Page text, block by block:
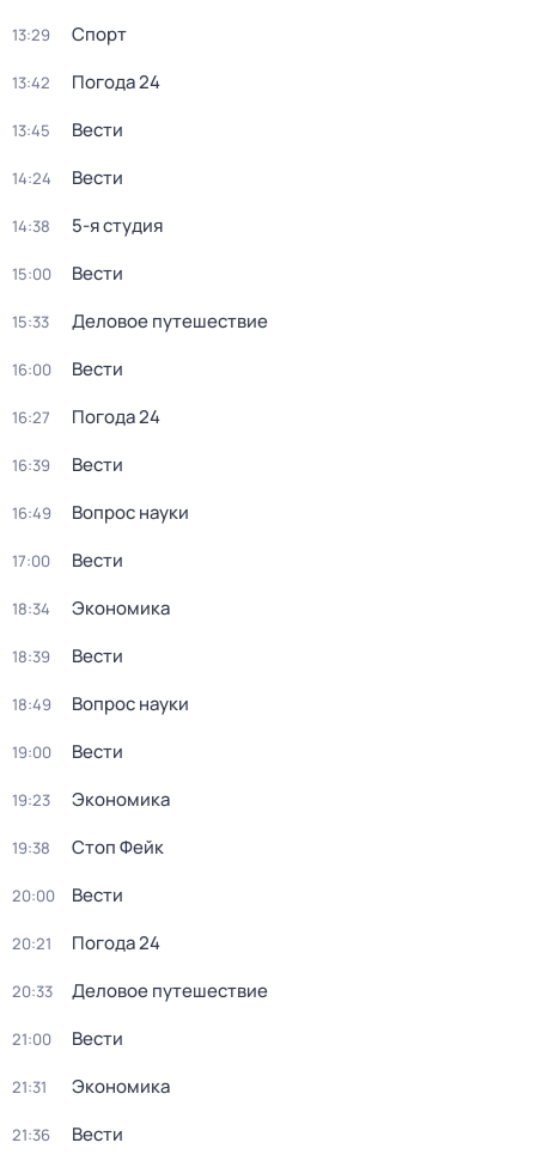
13:29 Спорт
13:42 Погода 24
13:45 Вести
14:24 Вести
14:38 5-я студия
15:00 Вести
15:33 Деловое путешествие
16:00 Вести
16:27 Погода 24
16:39 Вести
16:49 Вопрос науки
17:00 Вести
18:34 Экономика
18:39 Вести
18:49 Вопрос науки
19:00 Вести
19:23 Экономика
19:38 Стоп Фейк
20:00 Вести
20:21 Погода 24
20:33 Деловое путешествие
21:00 Вести
21:31 Экономика
21:36 Вести